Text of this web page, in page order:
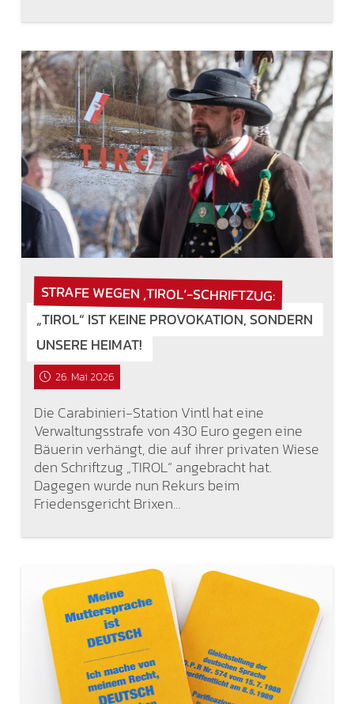
STRAFE WEGEN ‚TIROL‘-SCHRIFTZUG:
„TIROL“ IST KEINE PROVOKATION, SONDERN
UNSERE HEIMAT!
26. Mai 2026
Die Carabinieri-Station Vintl hat eine
Verwaltungsstrafe von 430 Euro gegen eine
Bäuerin verhängt, die auf ihrer privaten Wiese
den Schriftzug „TIROL“ angebracht hat.
Dagegen wurde nun Rekurs beim
Friedensgericht Brixen…